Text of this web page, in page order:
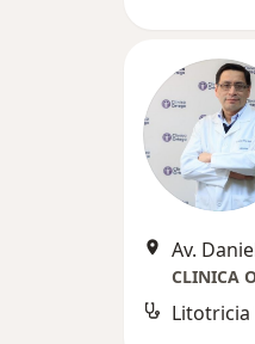
CLINICA
Litotricia